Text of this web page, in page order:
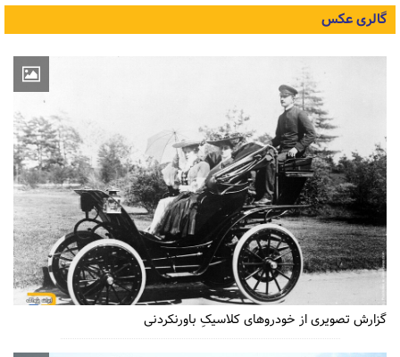
گالری عکس
گزارش تصویری از خودروهای کلاسیکِ باورنکردنی